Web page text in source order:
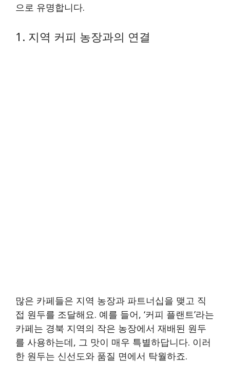
으로 유명합니다.
1. 지역 커피 농장과의 연결
많은 카페들은 지역 농장과 파트너십을 맺고 직
접 원두를 조달해요. 예를 들어, ‘커피 플랜트’라는
카페는 경북 지역의 작은 농장에서 재배된 원두
를 사용하는데, 그 맛이 매우 특별하답니다. 이러
한 원두는 신선도와 품질 면에서 탁월하죠.